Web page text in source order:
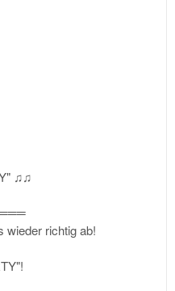
♫♫
wieder richtig ab!